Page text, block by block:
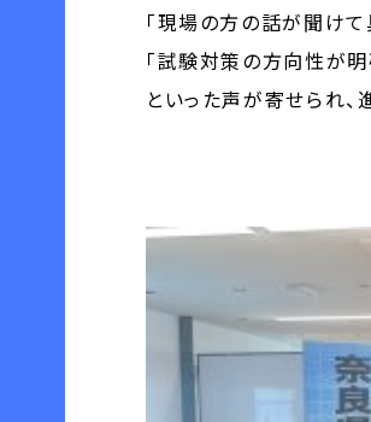
「現場の方の話が聞け
「試験対策の方向性が明
といった声が寄せられ